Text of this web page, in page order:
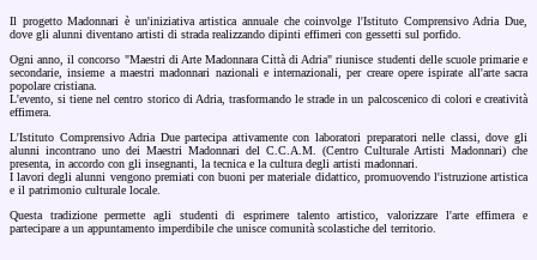
Il progetto Madonnari è un'iniziativa artistica annuale che coinvolge l'Istituto Comprensivo Adria Due,
dove gli alunni diventano artisti di strada realizzando dipinti effimeri con gessetti sul porfido.
Ogni anno, il concorso "Maestri di Arte Madonnara Città di Adria" riunisce studenti delle scuole primarie e
secondarie, insieme a maestri madonnari nazionali e internazionali, per creare opere ispirate all'arte sacra
popolare cristiana.
L'evento, si tiene nel centro storico di Adria, trasformando le strade in un palcoscenico di colori e creatività
effimera.
L'Istituto Comprensivo Adria Due partecipa attivamente con laboratori preparatori nelle classi, dove gli
alunni incontrano uno dei Maestri Madonnari del C.C.A.M. (Centro Culturale Artisti Madonnari) che
presenta, in accordo con gli insegnanti, la tecnica e la cultura degli artisti madonnari.
I lavori degli alunni vengono premiati con buoni per materiale didattico, promuovendo l'istruzione artistica
e il patrimonio culturale locale.
Questa tradizione permette agli studenti di esprimere talento artistico, valorizzare l'arte effimera e
partecipare a un appuntamento imperdibile che unisce comunità scolastiche del territorio.